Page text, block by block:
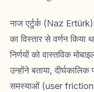
नाज एर्टुर्क (Naz Ertürk)
का विस्तार से वर्णन
निर्णयों को वास्तविक
उन्होंने बताया, दीर्घकालिक
समस्याओं (user